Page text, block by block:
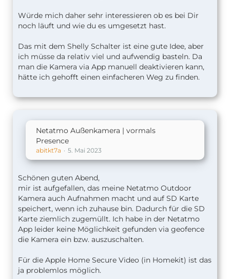
Würde mich daher sehr interessieren ob es bei Dir
noch läuft und wie du es umgesetzt hast.
Das mit dem Shelly Schalter ist eine gute Idee, aber
ich müsse da relativ viel und aufwendig basteln. Da
man die Kamera via App manuell deaktivieren kann,
hätte ich gehofft einen einfacheren Weg zu finden.
Netatmo Außenkamera | vormals
Presence
abitkt7a 5. Mai 2023
Schönen guten Abend,
mir ist aufgefallen, das meine Netatmo Outdoor
Kamera auch Aufnahmen macht und auf SD Karte
speichert, wenn ich zuhause bin. Dadurch für die SD
Karte ziemlich zugemüllt. Ich habe in der Netatmo
App leider keine Möglichkeit gefunden via geofence
die Kamera ein bzw. auszuschalten.
Für die Apple Home Secure Video (in Homekit) ist das
ja problemlos möglich.